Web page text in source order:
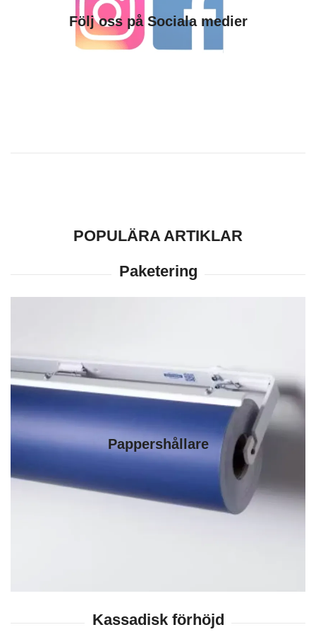
Följ oss på Sociala medier
POPULÄRA ARTIKLAR
Pappershållare